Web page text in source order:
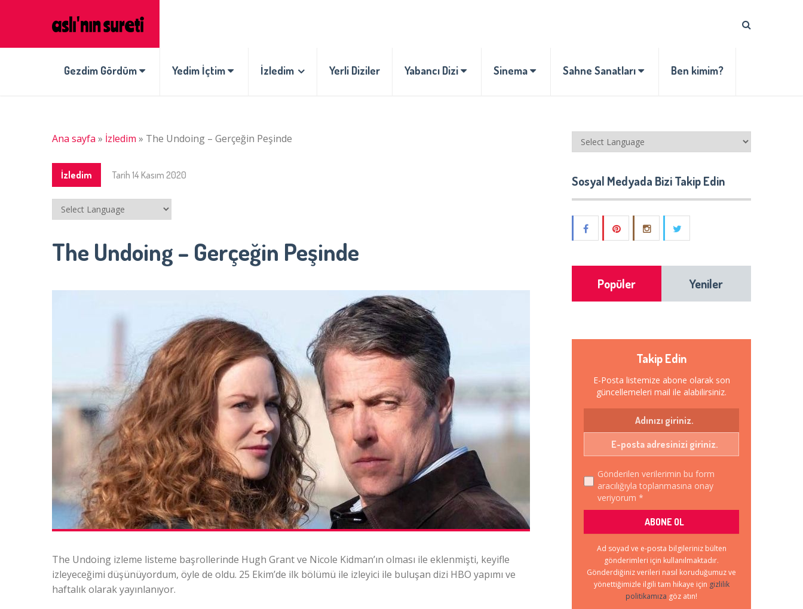
Gezdim Gördüm Yedim İçtim İzledim Yerli Diziler Yabancı Dizi Sinema Sahne Sanatları Ben kimim?
Ana sayfa » İzledim » The Undoing – Gerçeğin Peşinde
İzledim Tarih 14 Kasım 2020
The Undoing – Gerçeğin Peşinde
The Undoing izleme listeme başrollerinde Hugh Grant ve Nicole Kidman’ın olması ile eklenmişti, keyifle
izleyeceğimi düşünüyordum, öyle de oldu. 25 Ekim’de ilk bölümü ile izleyici ile buluşan dizi HBO yapımı ve
haftalık olarak yayınlanıyor.
Sosyal Medyada Bizi Takip Edin
Popüler Yeniler
Takip Edin
E-Posta listemize abone olarak son
güncellemeleri mail ile alabilirsiniz.
Gönderilen verilerimin bu form
aracılığıyla toplanmasına onay
veriyorum *
Ad soyad ve e-posta bilgileriniz bülten
gönderimleri için kullanılmaktadır.
Gönderdiğiniz verileri nasıl koruduğumuz ve
yönettiğimizle ilgili tam hikaye için gizlilik
politikamıza göz atın!